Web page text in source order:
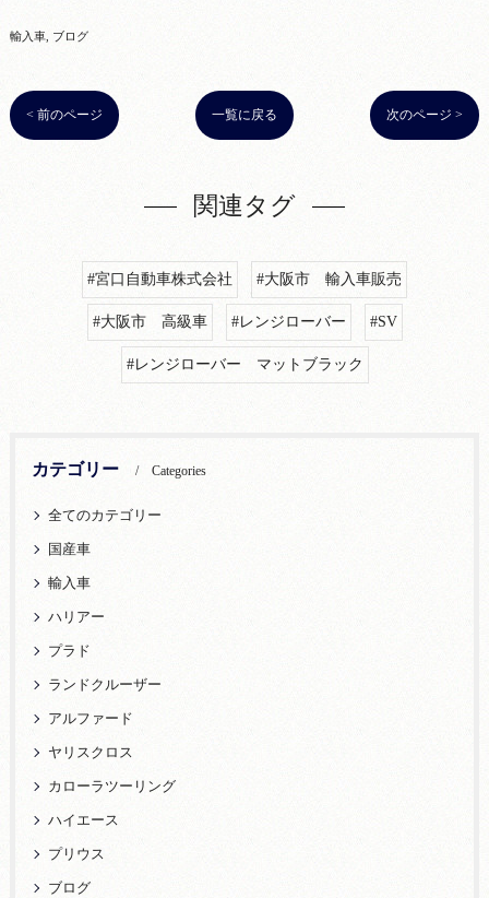
輸入車 ブログ
< 前のページ 一覧に戻る 次のページ >
関連タグ
#宮口自動車株式会社 #大阪市 輸入車販売
#大阪市 高級車 #レンジローバー #SV
#レンジローバー マットブラック
カテゴリー Categories
全てのカテゴリー
国産車
輸入車
ハリアー
プラド
ランドクルーザー
アルファード
ヤリスクロス
カローラツーリング
ハイエース
プリウス
ブログ